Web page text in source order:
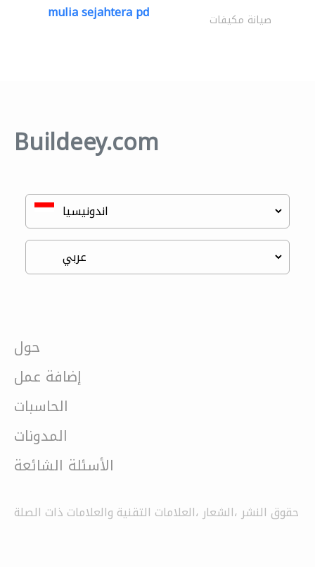
mulia sejahtera pd صيانة مكيفات
Buildeey.com
حول
إضافة عمل
الحاسبات
المدونات
الأسئلة الشائعة
حقوق النشر ،الشعار ،العلامات التقنية والعلامات ذات الصلة